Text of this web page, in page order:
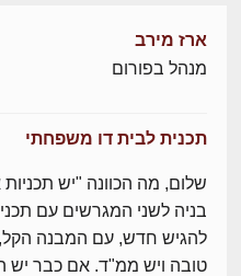
ארז מירב
מנהל בפורום
תכנית לבית דו משפחתי
שלום, מה הכוונה "יש
בניה לשני המגרשים עם
להגיש חדש, עם המבנה הקל,
טובה ויש ממ"ד. אם כבר יש